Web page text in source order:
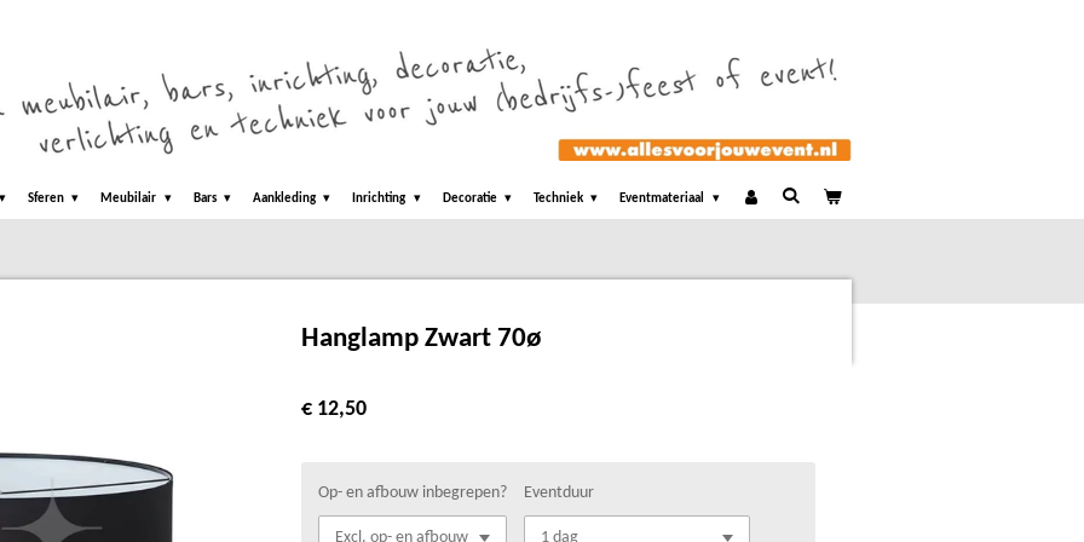
Sferen Meubilair Bars Aankleding Inrichting Decoratie Techniek Eventmateriaal
Hanglamp Zwart 70ø
€ 12,50
Op- en afbouw inbegrepen? Eventduur